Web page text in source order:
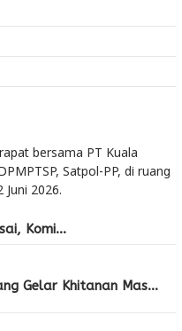
Komi…
Gelar Khitanan Mas…